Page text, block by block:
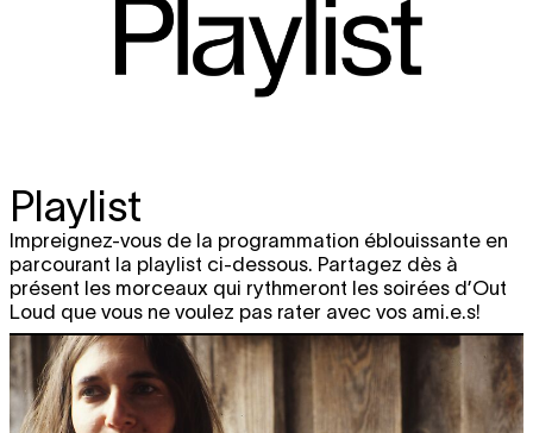
Playlist
Impreignez-vous de la programmation éblouissante en
parcourant la playlist ci-dessous. Partagez dès à
présent les morceaux qui rythmeront les soirées d’Out
Loud que vous ne voulez pas rater avec vos ami.e.s!